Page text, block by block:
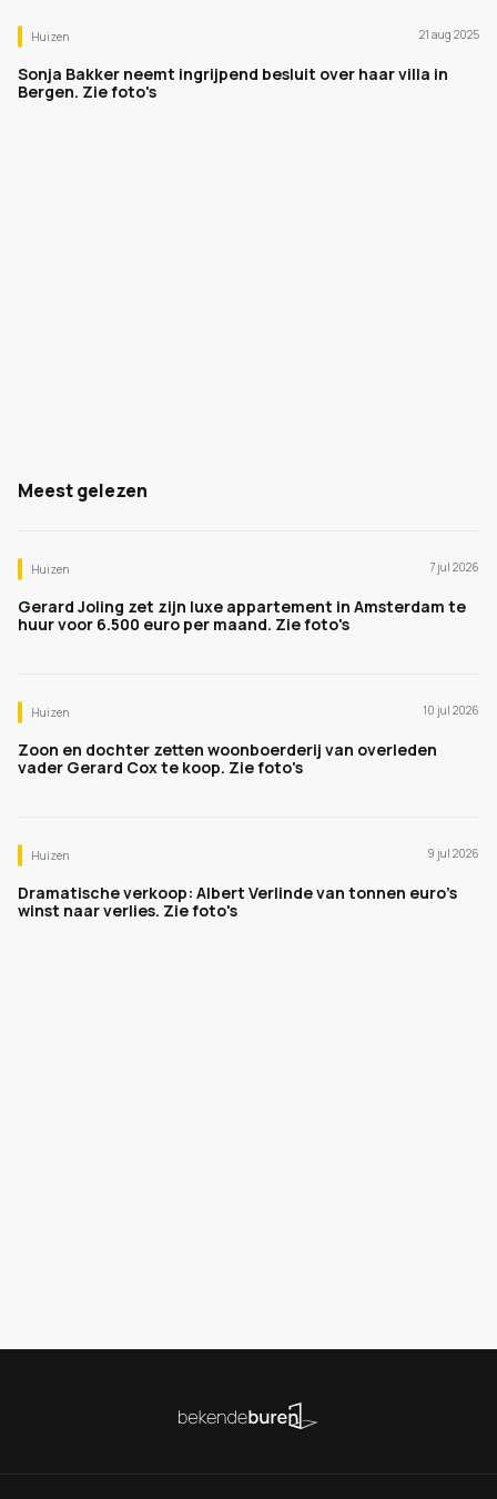
Huizen 21 aug 2025
Sonja Bakker neemt ingrijpend besluit over haar villa in
Bergen. Zie foto's
Meest gelezen
Huizen 7 jul 2026
Gerard Joling zet zijn luxe appartement in Amsterdam te
huur voor 6.500 euro per maand. Zie foto's
Huizen 10 jul 2026
Zoon en dochter zetten woonboerderij van overleden
vader Gerard Cox te koop. Zie foto's
Huizen 9 jul 2026
Dramatische verkoop: Albert Verlinde van tonnen euro's
winst naar verlies. Zie foto's